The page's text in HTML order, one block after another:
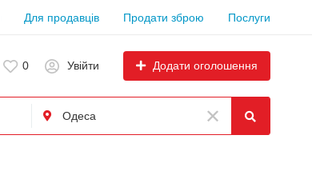
Для продавців Продати зброю Послуги
0 Увійти Додати оголошення